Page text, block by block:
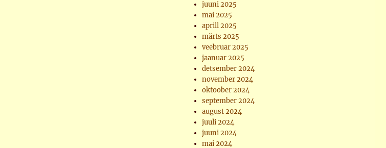
juuni 2025
mai 2025
aprill 2025
märts 2025
veebruar 2025
jaanuar 2025
detsember 2024
november 2024
oktoober 2024
september 2024
august 2024
juuli 2024
juuni 2024
mai 2024